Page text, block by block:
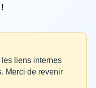
liens internes
Merci de revenir